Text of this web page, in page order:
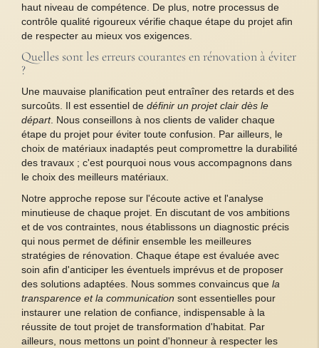
haut niveau de compétence. De plus, notre processus de
contrôle qualité rigoureux vérifie chaque étape du projet afin
de respecter au mieux vos exigences.
Quelles sont les erreurs courantes en rénovation à éviter
?
Une mauvaise planification peut entraîner des retards et des
surcoûts. Il est essentiel de définir un projet clair dès le
départ. Nous conseillons à nos clients de valider chaque
étape du projet pour éviter toute confusion. Par ailleurs, le
choix de matériaux inadaptés peut compromettre la durabilité
des travaux ; c'est pourquoi nous vous accompagnons dans
le choix des meilleurs matériaux.
Notre approche repose sur l'écoute active et l'analyse
minutieuse de chaque projet. En discutant de vos ambitions
et de vos contraintes, nous établissons un diagnostic précis
qui nous permet de définir ensemble les meilleures
stratégies de rénovation. Chaque étape est évaluée avec
soin afin d'anticiper les éventuels imprévus et de proposer
des solutions adaptées. Nous sommes convaincus que la
transparence et la communication sont essentielles pour
instaurer une relation de confiance, indispensable à la
réussite de tout projet de transformation d'habitat. Par
ailleurs, nous mettons un point d'honneur à respecter les